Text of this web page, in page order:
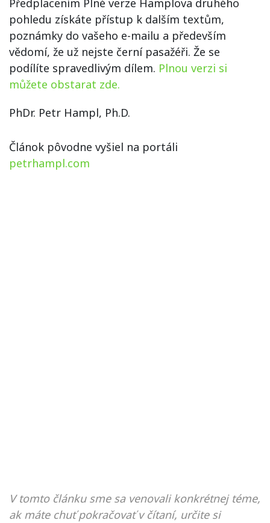
Předplacením Plné verze Hamplova druhého
pohledu získáte přístup k dalším textům,
poznámky do vašeho e-mailu a především
vědomí, že už nejste černí pasažéři. Že se
podílíte spravedlivým dílem. Plnou verzi si
můžete obstarat zde.
PhDr. Petr Hampl, Ph.D.
Článok pôvodne vyšiel na portáli
petrhampl.com
V tomto článku sme sa venovali konkrétnej téme,
ak máte chuť pokračovať v čítaní, určite si